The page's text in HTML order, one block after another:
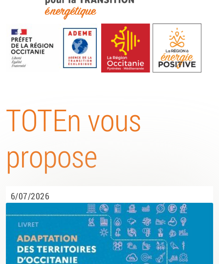
TOTEn Occitanie | Territoires
d’Occitanie pour la Transition
Energétique
TOTEn vous
propose
6/07/2026